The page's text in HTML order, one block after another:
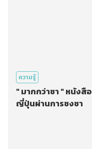
ความรู้
" มากกว่าชา " หนัง
ญี่ปุ่นผ่านการชงชา